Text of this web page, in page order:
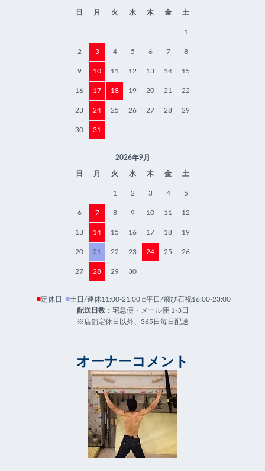
日 月 火 水 木 金 土
1
2 3 4 5 6 7 8
9 10 11 12 13 14 15
16 17 18 19 20 21 22
23 24 25 26 27 28 29
30 31
2026年9月
日 月 火 水 木 金 土
1 2 3 4 5
6 7 8 9 10 11 12
13 14 15 16 17 18 19
20 21 22 23 24 25 26
27 28 29 30
■定休日 ■土日/連休11:00-21:00 □平日/飛び石祝16:00-23:00
配送日数： 宅急便・メール便 1-3日
※店舗定休日以外、365日毎日配送
オーナーコメント